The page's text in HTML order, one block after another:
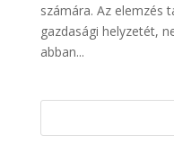
számára. Az elemzés
gazdasági helyzetét,
abban...